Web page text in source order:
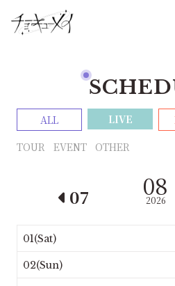
ALL LIVE
TOUR
EVENT OTHER
08
2026
07
01(Sat)
02(Sun)